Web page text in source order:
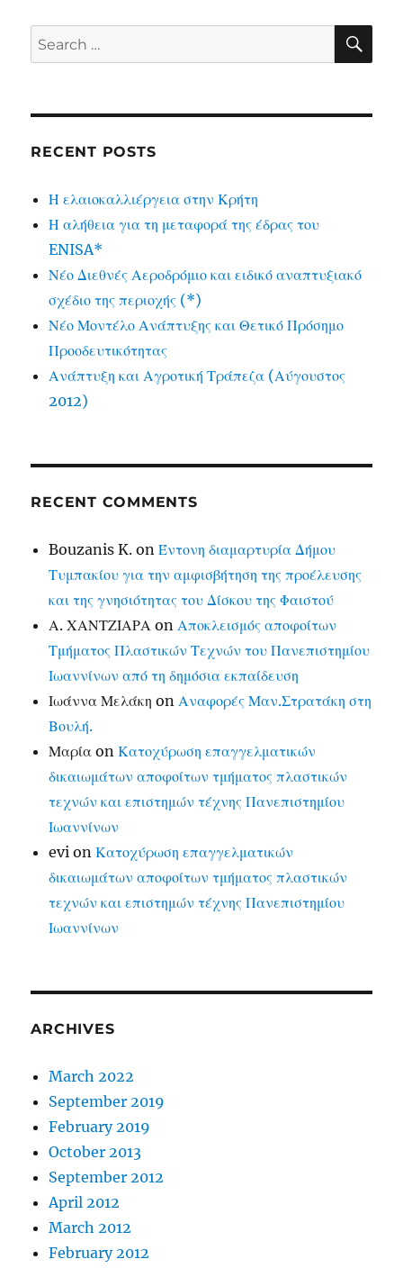
Search
for:
RECENT POSTS
Η ελαιοκαλλιέργεια στην Κρήτη
Η αλήθεια για τη μεταφορά της έδρας του
ENISA*
Νέο Διεθνές Αεροδρόμιο και ειδικό αναπτυξιακό
σχέδιο της περιοχής (*)
Νέο Μοντέλο Ανάπτυξης και Θετικό Πρόσημο
Προοδευτικότητας
Ανάπτυξη και Αγροτική Τράπεζα (Αύγουστος
2012)
RECENT COMMENTS
Bouzanis K. onΈντονη διαμαρτυρία Δήμου
Τυμπακίου για την αμφισβήτηση της προέλευσης
και της γνησιότητας του Δίσκου της Φαιστού
Α. ΧΑΝΤΖΙΑΡΑ onΑποκλεισμός αποφοίτων
Τμήματος Πλαστικών Τεχνών του Πανεπιστημίου
Ιωαννίνων από τη δημόσια εκπαίδευση
Ιωάννα Μελάκη onΑναφορές Μαν.Στρατάκη στη
Βουλή.
Μαρία onΚατοχύρωση επαγγελματικών
δικαιωμάτων αποφοίτων τμήματος πλαστικών
τεχνών και επιστημών τέχνης Πανεπιστημίου
Ιωαννίνων
evi onΚατοχύρωση επαγγελματικών
δικαιωμάτων αποφοίτων τμήματος πλαστικών
τεχνών και επιστημών τέχνης Πανεπιστημίου
Ιωαννίνων
ARCHIVES
March 2022
September 2019
February 2019
October 2013
September 2012
April 2012
March 2012
February 2012